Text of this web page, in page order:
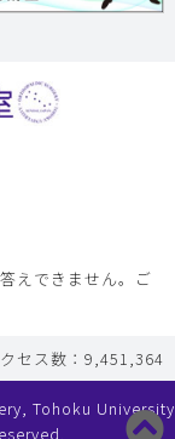
えできません。ご
セス数：9,451,364
Tohoku University